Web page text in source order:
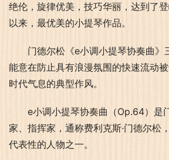
绝伦，旋律优美，技巧华丽，达到了
以来，最优美的小提琴作品。
门德尔松《e小调小提琴协奏曲
能意在防止具有浪漫氛围的快速流动
时代气息的典型作风。
e小调小提琴协奏曲（Op.64）是
家、指挥家，通称费利克斯·门德尔松
代表性的人物之一。